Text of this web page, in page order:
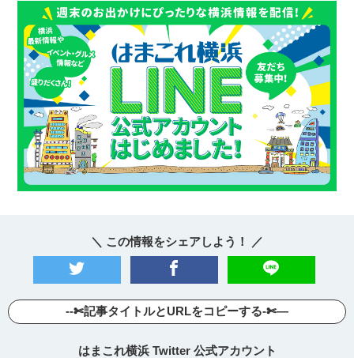
＼ この情報をシェアしよう！ ／
--✄記事タイトルとURLをコピーする-✄—
はまこれ横浜 Twitter 公式アカウント